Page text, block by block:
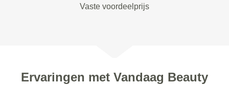
Vaste voordeelprijs
Ervaringen met Vandaag Beauty